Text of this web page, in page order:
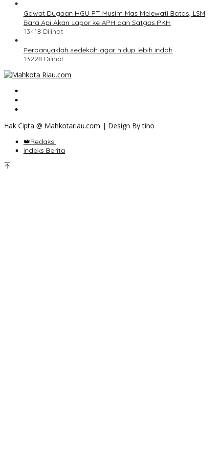
Gawat Dugaan HGU PT Musim Mas Melewati Batas, LSM
Bara Api Akan Lapor ke APH dan Satgas PKH
13418 Dilihat
Perbanyaklah sedekah agar hidup lebih indah
13228 Dilihat
Hak Cipta @ Mahkotariau.com | Design By tino
👑Redaksi
Indeks Berita